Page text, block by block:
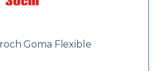
Goma Flexible